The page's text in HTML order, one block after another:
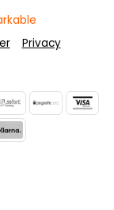
Privacy